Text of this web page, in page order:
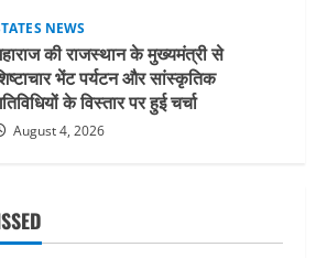
NEWS
जिला निर्वाचन अधिकारी ने
विधानसभा क्षेत्र के पोलिंग बूथों का
कर एसआईआर आपत्ति निस्तारण
की व्यवस्थाओं का लिया जायजा
रौतेली पुरस्कार के लिए 13 वीरांगनाओं का
: रेखा आर्या